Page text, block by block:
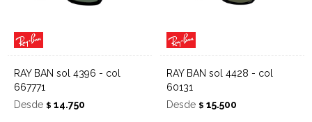
RAY BAN sol 4396 - col
667771
Desde $ 14.750
RAY BAN sol 4428 - col
60131
Desde $ 15.500